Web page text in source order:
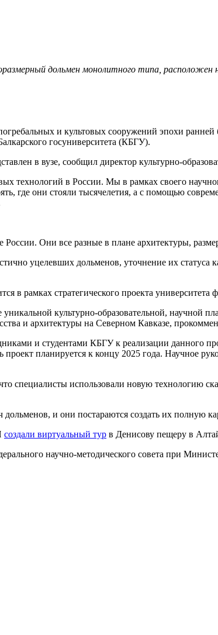
дольмен монолитного типа,
и культовых сооружений эпохи
госуниверситета (КБГУ).
в вузе, сообщил директор культурно-
технологий в России. Мы в рамках своего
где они стояли тысячелетия, а с помощью
Они все разные в плане архитектуры,
уцелевших дольменов, уточнение их статуса
в рамках стратегического проекта
культурно-образовательной, научной
и архитектуры на Северном Кавказе,
и студентами КБГУ к реализации данного
планируется к концу 2025 года. Научное
специалисты использовали новую технологию
и они постараются создать их полную
создали виртуальный тур в Денисову пещеру в
научно-методического совета при